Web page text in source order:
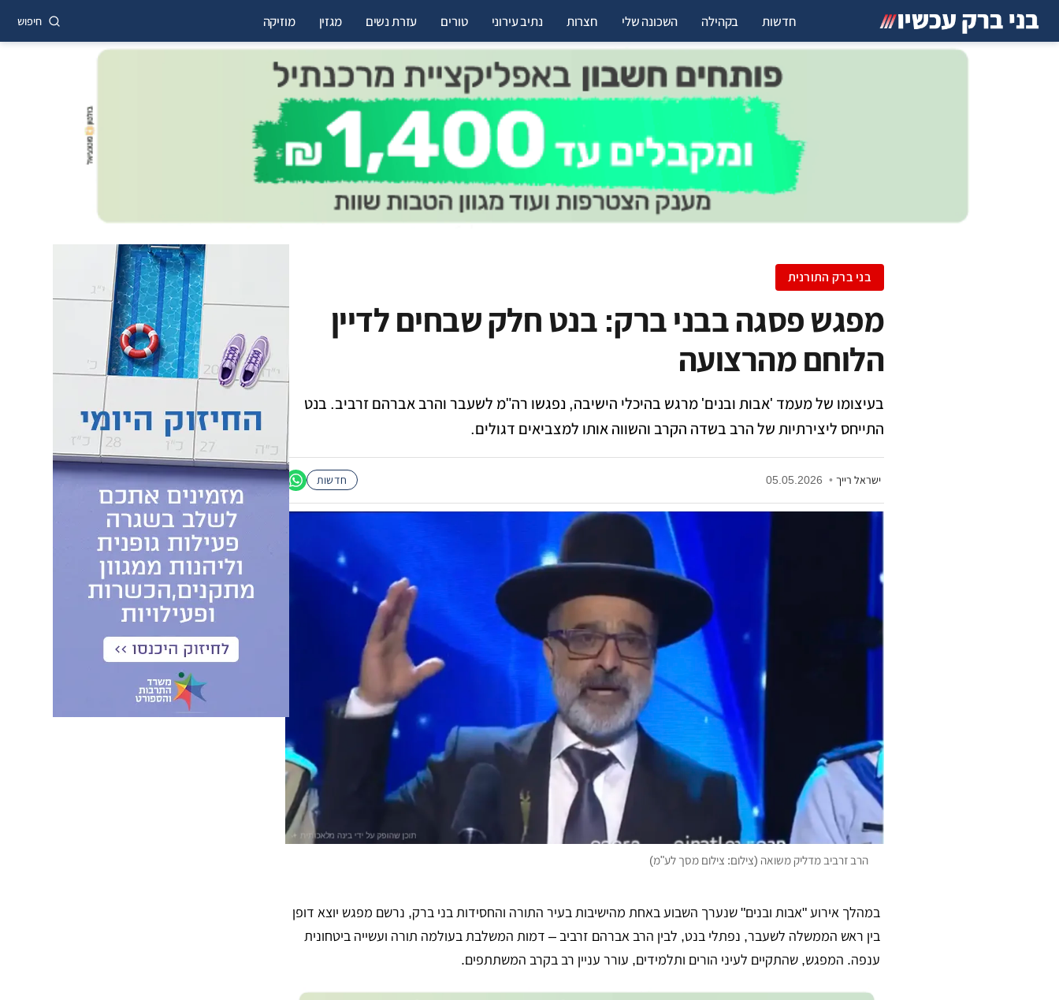
חדשות בקהילה השכונה שלי חצרות נתיב עירוני טורים עזרת נשים מגזין מוזיקה חיפוש
​בני ברק התורנית
מפגש פסגה בבני ברק: בנט חלק שבחים לדיין
הלוחם מהרצועה
בעיצומו של מעמד 'אבות ובנים' מרגש בהיכלי הישיבה, נפגשו רה"מ לשעבר והרב אברהם זרביב. בנט
התייחס ליצירתיות של הרב בשדה הקרב והשווה אותו למצביאים דגולים.
ישראל רייך •
05.05.2026 חדשות
הרב זרביב מדליק משואה (צילום: צילום מסך לע"מ)
במהלך אירוע "אבות ובנים" שנערך השבוע באחת מהישיבות בעיר התורה והחסידות בני ברק, נרשם מפגש יוצא דופן
בין ראש הממשלה לשעבר, נפתלי בנט, לבין הרב אברהם זרביב – דמות המשלבת בעולמה תורה ועשייה ביטחונית
ענפה. המפגש, שהתקיים לעיני הורים ותלמידים, עורר עניין רב בקרב המשתתפים.